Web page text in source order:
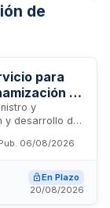
de
para
y
de
y
y desarrollo de
dirigidas
de las
las
del agua
06/08/2026
En Plazo
20/08/2026